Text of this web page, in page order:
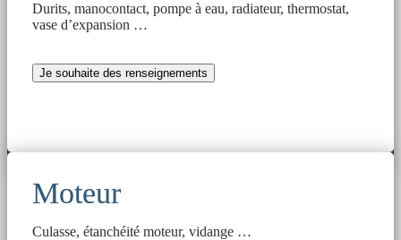
Durits, manocontact, pompe à eau, radiateur, thermostat,
vase d’expansion …
Je souhaite des renseignements
Moteur
Culasse, étanchéité moteur, vidange …